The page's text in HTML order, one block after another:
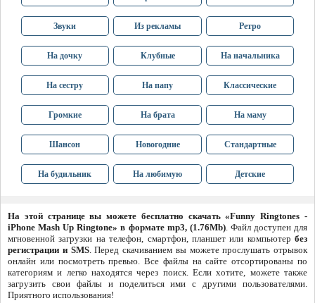
Звуки Из рекламы Ретро
На дочку Клубные На начальника
На сестру На папу Классические
Громкие На брата На маму
Шансон Новогодние Стандартные
На будильник На любимую Детские
На этой странице вы можете бесплатно скачать «Funny Ringtones -
iPhone Mash Up Ringtone» в формате mp3, (1.76Mb). Файл доступен для
мгновенной загрузки на телефон, смартфон, планшет или компьютер без
регистрации и SMS. Перед скачиванием вы можете прослушать отрывок
онлайн или посмотреть превью. Все файлы на сайте отсортированы по
категориям и легко находятся через поиск. Если хотите, можете также
загрузить свои файлы и поделиться ими с другими пользователями.
Приятного использования!